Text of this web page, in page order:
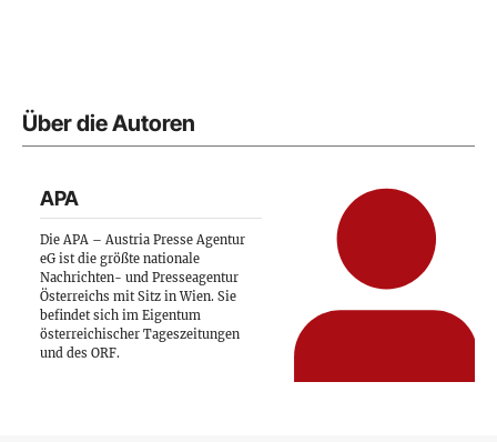
Über die Autoren
APA
Die APA – Austria Presse Agentur
eG ist die größte nationale
Nachrichten- und Presseagentur
Österreichs mit Sitz in Wien. Sie
befindet sich im Eigentum
österreichischer Tageszeitungen
und des ORF.